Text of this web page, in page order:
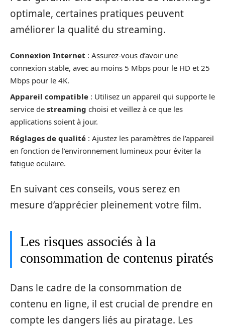
optimale, certaines pratiques peuvent
améliorer la qualité du streaming.
Connexion Internet : Assurez-vous d’avoir une
connexion stable, avec au moins 5 Mbps pour le HD et 25
Mbps pour le 4K.
Appareil compatible : Utilisez un appareil qui supporte le
service de streaming choisi et veillez à ce que les
applications soient à jour.
Réglages de qualité : Ajustez les paramètres de l’appareil
en fonction de l’environnement lumineux pour éviter la
fatigue oculaire.
En suivant ces conseils, vous serez en
mesure d’apprécier pleinement votre film.
Les risques associés à la
consommation de contenus piratés
Dans le cadre de la consommation de
contenu en ligne, il est crucial de prendre en
compte les dangers liés au piratage. Les